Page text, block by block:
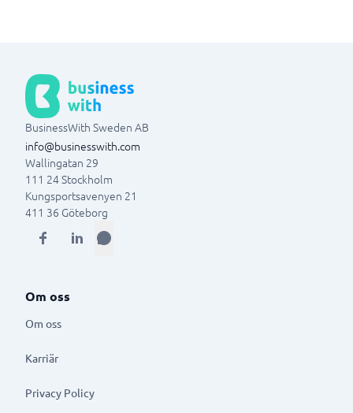
BusinessWith Sweden AB
info@businesswith.com
Wallingatan 29
111 24Stockholm
Kungsportsavenyen 21
411 36 Göteborg
Om oss
Om oss
Karriär
Privacy Policy